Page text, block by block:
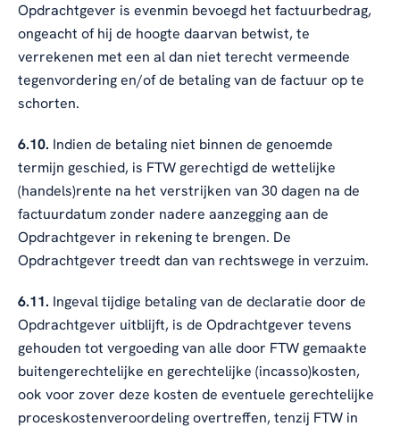
Opdrachtgever is evenmin bevoegd het factuurbedrag,
ongeacht of hij de hoogte daarvan betwist, te
verrekenen met een al dan niet terecht vermeende
tegenvordering en/of de betaling van de factuur op te
schorten.
6.10. Indien de betaling niet binnen de genoemde
termijn geschied, is FTW gerechtigd de wettelijke
(handels)rente na het verstrijken van 30 dagen na de
factuurdatum zonder nadere aanzegging aan de
Opdrachtgever in rekening te brengen. De
Opdrachtgever treedt dan van rechtswege in verzuim.
6.11. Ingeval tijdige betaling van de declaratie door de
Opdrachtgever uitblijft, is de Opdrachtgever tevens
gehouden tot vergoeding van alle door FTW gemaakte
buitengerechtelijke en gerechtelijke (incasso)kosten,
ook voor zover deze kosten de eventuele gerechtelijke
proceskostenveroordeling overtreffen, tenzij FTW in